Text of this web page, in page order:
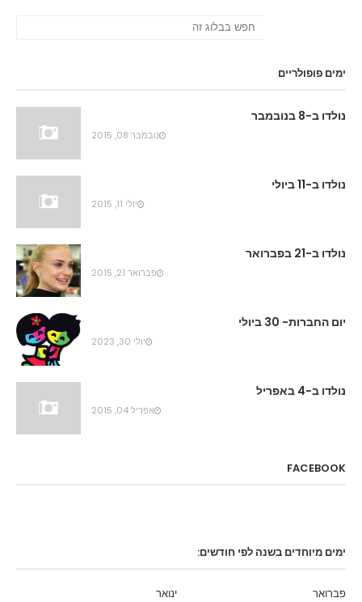
ימים פופולריים
נולדו ב-8 בנובמבר
נובמבר 08, 2015
נולדו ב-11 ביולי
יולי 11, 2015
נולדו ב-21 בפברואר
פברואר 21, 2015
יום החברות- 30 ביולי
יולי 30, 2023
נולדו ב-4 באפריל
אפריל 04, 2015
FACEBOOK
ימים מיוחדים בשנה לפי חודשים:
ינואר
פברואר